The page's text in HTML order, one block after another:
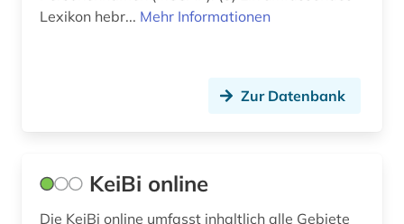
Lexikon hebr... Mehr Informationen
Zur Datenbank
KeiBi online
Die KeiBi online umfasst inhaltlich alle Gebiete